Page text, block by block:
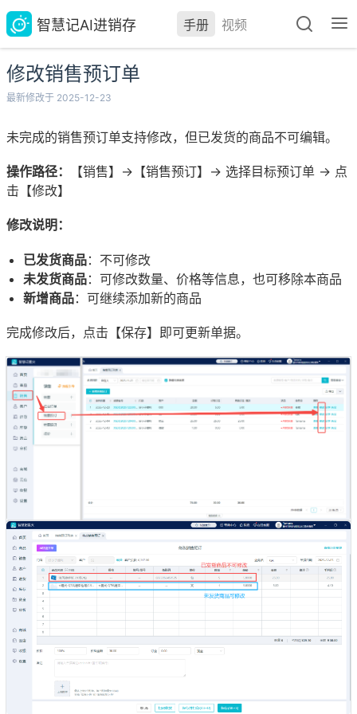
智慧记AI进销存 手册 视频
修改销售预订单
最新修改于 2025-12-23
未完成的销售预订单支持修改，但已发货的商品不可编辑。
操作路径：
【销售】→【销售预订】→ 选择目标预订单 → 点
击【修改】
修改说明：
已发货商品：不可修改
未发货商品：可修改数量、价格等信息，也可移除本商品
新增商品：可继续添加新的商品
完成修改后，点击【保存】即可更新单据。